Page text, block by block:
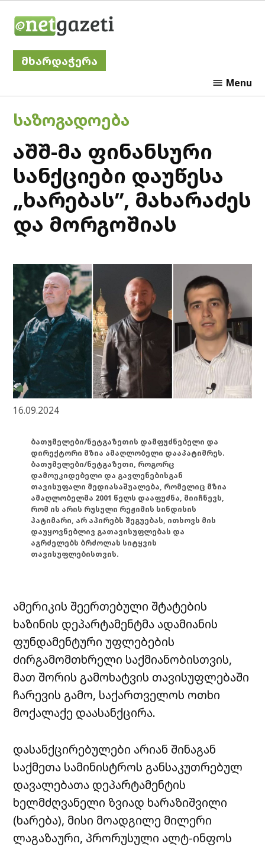
მხარდაჭერა
Menu
POSTED
IN
ᲡᲐᲖᲝᲒᲐᲓᲝᲔᲑᲐ
აშშ-მა ფინანსური
სანქციები დაუწესა
„ხარებას”, მახარაძეს
და მორგოშიას
16.09.2024
ბათუმელები/ნეტგაზეთის დამფუძნებელი და
დირექტორი მზია ამაღლობელი დააპატიმრეს.
ბათუმელები/ნეტგაზეთი, როგორც
დამოუკიდებელი და გავლენებისგან
თავისუფალი მედიასაშუალება, რომელიც მზია
ამაღლობელმა 2001 წელს დააფუძნა, მიიჩნევს,
რომ ის არის რუსული რეჟიმის სინდისის
პატიმარი, არ აპირებს შეგუებას, ითხოვს მის
დაუყოვნებლივ გათავისუფლებას და
აგრძელებს ბრძოლას სიტყვის
თავისუფლებისთვის.
ამერიკის შეერთებული შტატების
ხაზინის დეპარტამენტმა ადამიანის
ფუნდამენტური უფლებების
ძირგამომთხრელი საქმიანობისთვის,
მათ შორის გამოხატვის თავისუფლებაში
ჩარევის გამო, საქართველოს ოთხი
მოქალაქე დაასანქცირა.
დასანქცირებულები არიან შინაგან
საქმეთა სამინისტროს განსაკუთრებულ
დავალებათა დეპარტამენტის
ხელმძღვანელი ზვიად ხარაზიშვილი
(ხარება), მისი მოადგილე მილერი
ლაგაზაური, პრორუსული ალტ-ინფოს